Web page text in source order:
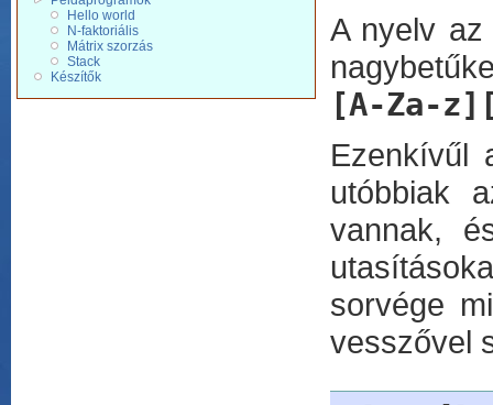
Hello world
N-faktoriális
Mátrix szorzás
Stack
Készítők
A nyelv az
[A-Za-
Ezenkívűl
utóbbiak
vannak,
sorvége
vesszővel